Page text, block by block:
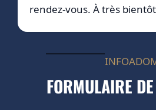
rendez-vous. À très
FORMULAIRE